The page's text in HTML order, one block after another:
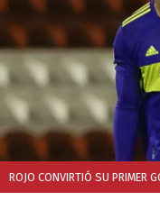
ROJO CONVIRTIÓ SU PRIMER